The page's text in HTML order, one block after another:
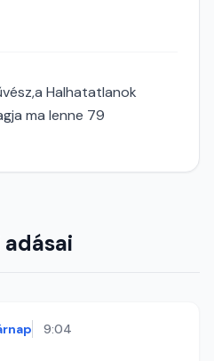
Halhatatlanok
ma lenne 79
9:04